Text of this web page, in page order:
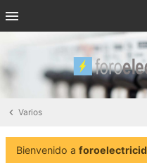
Varios
Bienvenido a